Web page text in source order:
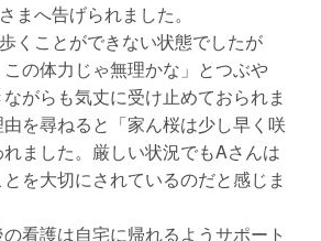
まへ告げられました。
くことができない状態でしたが
この体力じゃ無理かな」とつぶや
がらも気丈に受け止めておられま
を尋ねると「家ん桜は少し早く咲
ました。厳しい状況でもAさんは
を大切にされているのだと感じま
看護は自宅に帰れるようサポート